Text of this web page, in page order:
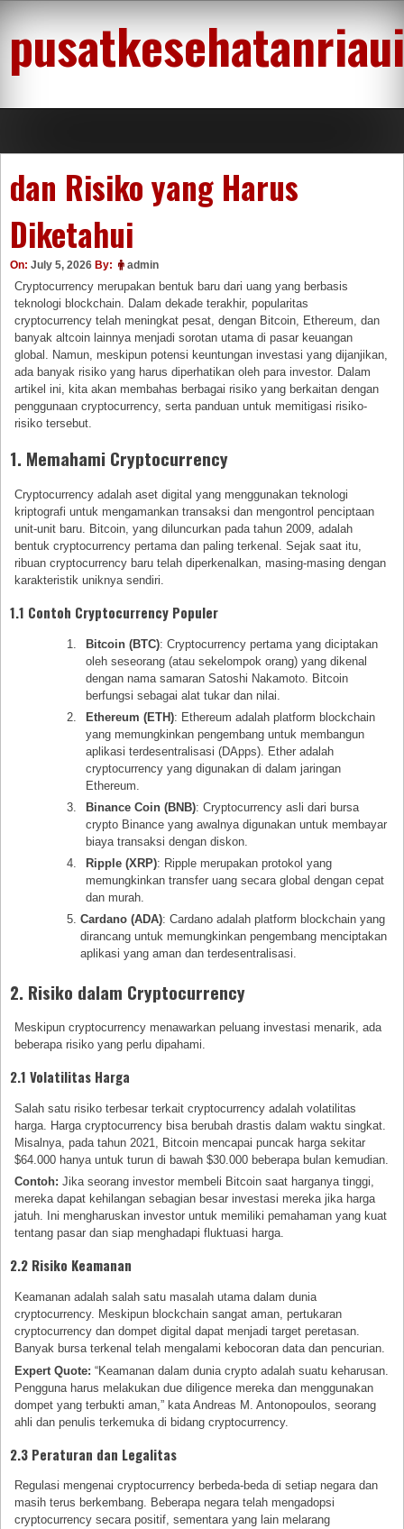
content
dan Risiko yang Harus
Diketahui
On: July 5, 2026 By: admin
Cryptocurrency merupakan bentuk baru dari uang yang berbasis
teknologi blockchain. Dalam dekade terakhir, popularitas
cryptocurrency telah meningkat pesat, dengan Bitcoin, Ethereum, dan
banyak altcoin lainnya menjadi sorotan utama di pasar keuangan
global. Namun, meskipun potensi keuntungan investasi yang dijanjikan,
ada banyak risiko yang harus diperhatikan oleh para investor. Dalam
artikel ini, kita akan membahas berbagai risiko yang berkaitan dengan
penggunaan cryptocurrency, serta panduan untuk memitigasi risiko-
risiko tersebut.
1. Memahami Cryptocurrency
Cryptocurrency adalah aset digital yang menggunakan teknologi
kriptografi untuk mengamankan transaksi dan mengontrol penciptaan
unit-unit baru. Bitcoin, yang diluncurkan pada tahun 2009, adalah
bentuk cryptocurrency pertama dan paling terkenal. Sejak saat itu,
ribuan cryptocurrency baru telah diperkenalkan, masing-masing dengan
karakteristik uniknya sendiri.
1.1 Contoh Cryptocurrency Populer
Bitcoin (BTC): Cryptocurrency pertama yang diciptakan
oleh seseorang (atau sekelompok orang) yang dikenal
dengan nama samaran Satoshi Nakamoto. Bitcoin
berfungsi sebagai alat tukar dan nilai.
Ethereum (ETH): Ethereum adalah platform blockchain
yang memungkinkan pengembang untuk membangun
aplikasi terdesentralisasi (DApps). Ether adalah
cryptocurrency yang digunakan di dalam jaringan
Ethereum.
Binance Coin (BNB): Cryptocurrency asli dari bursa
crypto Binance yang awalnya digunakan untuk membayar
biaya transaksi dengan diskon.
Ripple (XRP): Ripple merupakan protokol yang
memungkinkan transfer uang secara global dengan cepat
dan murah.
Cardano (ADA): Cardano adalah platform blockchain yang
dirancang untuk memungkinkan pengembang menciptakan
aplikasi yang aman dan terdesentralisasi.
2. Risiko dalam Cryptocurrency
Meskipun cryptocurrency menawarkan peluang investasi menarik, ada
beberapa risiko yang perlu dipahami.
2.1 Volatilitas Harga
Salah satu risiko terbesar terkait cryptocurrency adalah volatilitas
harga. Harga cryptocurrency bisa berubah drastis dalam waktu singkat.
Misalnya, pada tahun 2021, Bitcoin mencapai puncak harga sekitar
$64.000 hanya untuk turun di bawah $30.000 beberapa bulan kemudian.
Contoh: Jika seorang investor membeli Bitcoin saat harganya tinggi,
mereka dapat kehilangan sebagian besar investasi mereka jika harga
jatuh. Ini mengharuskan investor untuk memiliki pemahaman yang kuat
tentang pasar dan siap menghadapi fluktuasi harga.
2.2 Risiko Keamanan
Keamanan adalah salah satu masalah utama dalam dunia
cryptocurrency. Meskipun blockchain sangat aman, pertukaran
cryptocurrency dan dompet digital dapat menjadi target peretasan.
Banyak bursa terkenal telah mengalami kebocoran data dan pencurian.
Expert Quote: “Keamanan dalam dunia crypto adalah suatu keharusan.
Pengguna harus melakukan due diligence mereka dan menggunakan
dompet yang terbukti aman,” kata Andreas M. Antonopoulos, seorang
ahli dan penulis terkemuka di bidang cryptocurrency.
2.3 Peraturan dan Legalitas
Regulasi mengenai cryptocurrency berbeda-beda di setiap negara dan
masih terus berkembang. Beberapa negara telah mengadopsi
cryptocurrency secara positif, sementara yang lain melarang